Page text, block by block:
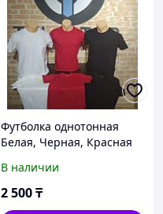
Футболка однотонная
Белая, Черная, Красная
В наличии
2 500₸